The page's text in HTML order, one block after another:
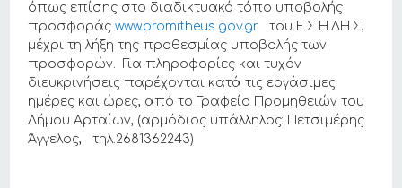
όπως επίσης στο διαδικτυακό τόπο υποβολής
προσφοράςwww.promitheus.gov.gr του Ε.Σ.Η.ΔΗ.Σ,
μέχρι τη λήξη της προθεσμίας υποβολής των
προσφορών. Για πληροφορίες και τυχόν
διευκρινήσεις παρέχονται κατά τις εργάσιμες
ημέρες και ώρες, από το Γραφείο Προμηθειών του
Δήμου Αρταίων, (αρμόδιος υπάλληλος: Πετσιμέρης
Άγγελος, τηλ.2681362243)